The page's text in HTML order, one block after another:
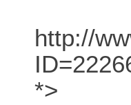
http://
*>